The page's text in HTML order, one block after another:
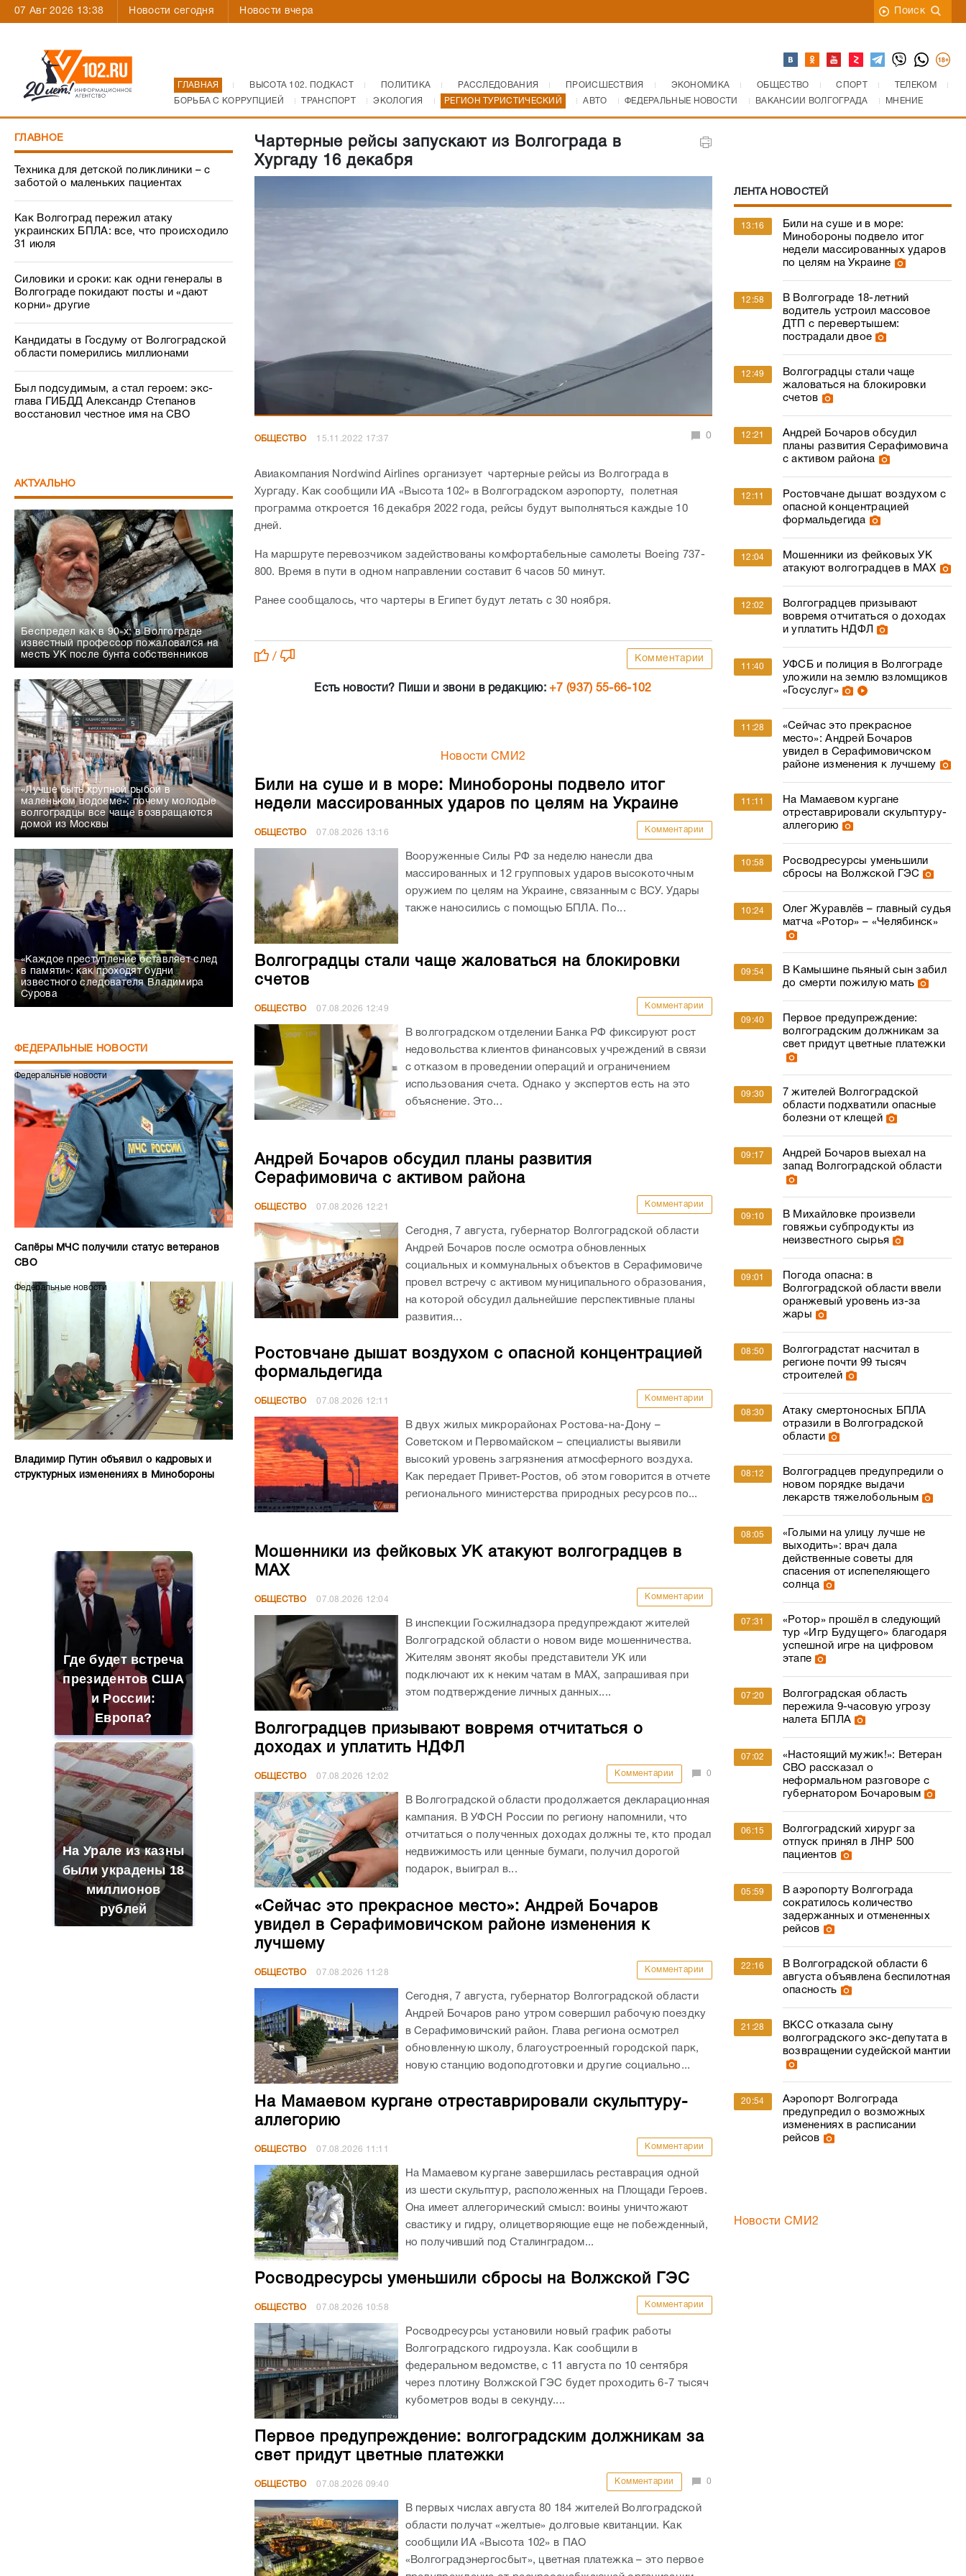
07 Авг 2026 13:38 Новости сегодня Новости вчера Поиск
ГЛАВНАЯ ВЫСОТА 102. ПОДКАСТ ПОЛИТИКА РАССЛЕДОВАНИЯ ПРОИСШЕСТВИЯ ЭКОНОМИКА ОБЩЕСТВО СПОРТ
ТЕЛЕКОМ
БОРЬБА С КОРРУПЦИЕЙ
ТРАНСПОРТ ЭКОЛОГИЯ РЕГИОН ТУРИСТИЧЕСКИЙ АВТО ФЕДЕРАЛЬНЫЕ НОВОСТИ ВАКАНСИИ ВОЛГОГРАДА МНЕНИЕ
ГЛАВНОЕ
Техника для детской поликлиники – с
заботой о маленьких пациентах
Как Волгоград пережил атаку
украинских БПЛА: все, что происходило
31 июля
Силовики и сроки: как одни генералы в
Волгограде покидают посты и «дают
корни» другие
Кандидаты в Госдуму от Волгоградской
области померились миллионами
Был подсудимым, а стал героем: экс-
глава ГИБДД Александр Степанов
восстановил честное имя на СВО
АКТУАЛЬНО
Беспредел как в 90-х: в Волгограде
известный профессор пожаловался на
месть УК после бунта собственников
«Лучше быть крупной рыбой в
маленьком водоеме»: почему молодые
волгоградцы все чаще возвращаются
домой из Москвы
«Каждое преступление оставляет след
в памяти»: как проходят будни
известного следователя Владимира
Сурова
ФЕДЕРАЛЬНЫЕ НОВОСТИ
Федеральные новости
Сапёры МЧС получили статус ветеранов
СВО
Федеральные новости
Владимир Путин объявил о кадровых и
структурных изменениях в Минобороны
Где будет встреча
президентов США
и России:
Европа?
На Урале из казны
были украдены 18
миллионов
рублей
Чартерные рейсы запускают из Волгограда в
Хургаду 16 декабря
ОБЩЕСТВО 15.11.2022 17:37 0
Авиакомпания Nordwind Airlines организует чартерные рейсы из Волгограда в
Хургаду. Как сообщили ИА «Высота 102» в Волгоградском аэропорту, полетная
программа откроется 16 декабря 2022 года, рейсы будут выполняться каждые 10
дней.
На маршруте перевозчиком задействованы комфортабельные самолеты Вoeing 737-
800. Время в пути в одном направлении составит 6 часов 50 минут.
Ранее сообщалось, что чартеры в Египет будут летать с 30 ноября.
/ Комментарии
Есть новости? Пиши и звони в редакцию:+7 (937) 55-66-102
Новости СМИ2
Били на суше и в море: Минобороны подвело итог
недели массированных ударов по целям на Украине
ОБЩЕСТВО 07.08.2026 13:16 Комментарии
Вооруженные Силы РФ за неделю нанесли два
массированных и 12 групповых ударов высокоточным
оружием по целям на Украине, связанным с ВСУ. Удары
также наносились с помощью БПЛА. По...
Волгоградцы стали чаще жаловаться на блокировки
счетов
ОБЩЕСТВО 07.08.2026 12:49 Комментарии
В волгоградском отделении Банка РФ фиксируют рост
недовольства клиентов финансовых учреждений в связи
с отказом в проведении операций и ограничением
использования счета. Однако у экспертов есть на это
объяснение. Это...
Андрей Бочаров обсудил планы развития
Серафимовича с активом района
ОБЩЕСТВО 07.08.2026 12:21 Комментарии
Сегодня, 7 августа, губернатор Волгоградской области
Андрей Бочаров после осмотра обновленных
социальных и коммунальных объектов в Серафимовиче
провел встречу с активом муниципального образования,
на которой обсудил дальнейшие перспективные планы
развития...
Ростовчане дышат воздухом с опасной концентрацией
формальдегида
ОБЩЕСТВО 07.08.2026 12:11 Комментарии
В двух жилых микрорайонах Ростова-на-Дону –
Советском и Первомайском – специалисты выявили
высокий уровень загрязнения атмосферного воздуха.
Как передает Привет-Ростов, об этом говорится в отчете
регионального министерства природных ресурсов по...
Мошенники из фейковых УК атакуют волгоградцев в
МАХ
ОБЩЕСТВО 07.08.2026 12:04 Комментарии
В инспекции Госжилнадзора предупреждают жителей
Волгоградской области о новом виде мошенничества.
Жителям звонят якобы представители УК или
подключают их к неким чатам в МАХ, запрашивая при
этом подтверждение личных данных....
Волгоградцев призывают вовремя отчитаться о
доходах и уплатить НДФЛ
ОБЩЕСТВО 07.08.2026 12:02 Комментарии 0
В Волгоградской области продолжается декларационная
кампания. В УФСН России по региону напомнили, что
отчитаться о полученных доходах должны те, кто продал
недвижимость или ценные бумаги, получил дорогой
подарок, выиграл в...
«Сейчас это прекрасное место»: Андрей Бочаров
увидел в Серафимовичском районе изменения к
лучшему
ОБЩЕСТВО 07.08.2026 11:28 Комментарии
Сегодня, 7 августа, губернатор Волгоградской области
Андрей Бочаров рано утром совершил рабочую поездку
в Серафимовичский район. Глава региона осмотрел
обновленную школу, благоустроенный городской парк,
новую станцию водоподготовки и другие социально...
На Мамаевом кургане отреставрировали скульптуру-
аллегорию
ОБЩЕСТВО 07.08.2026 11:11 Комментарии
На Мамаевом кургане завершилась реставрация одной
из шести скульптур, расположенных на Площади Героев.
Она имеет аллегорический смысл: воины уничтожают
свастику и гидру, олицетворяющие еще не побежденный,
но получивший под Сталинградом...
Росводресурсы уменьшили сбросы на Волжской ГЭС
ОБЩЕСТВО 07.08.2026 10:58 Комментарии
Росводресурсы установили новый график работы
Волгоградского гидроузла. Как сообщили в
федеральном ведомстве, с 11 августа по 10 сентября
через плотину Волжской ГЭС будет проходить 6-7 тысяч
кубометров воды в секунду....
Первое предупреждение: волгоградским должникам за
свет придут цветные платежки
ОБЩЕСТВО 07.08.2026 09:40 Комментарии 0
В первых числах августа 80 184 жителей Волгоградской
области получат «желтые» долговые квитанции. Как
сообщили ИА «Высота 102» в ПАО
«Волгоградэнергосбыт», цветная платежка – это первое
ЛЕНТА НОВОСТЕЙ
13:16
Били на суше и в море:
Минобороны подвело итог
недели массированных ударов
по целям на Украине
12:58
В Волгограде 18-летний
водитель устроил массовое
ДТП с перевертышем:
пострадали двое
12:49
Волгоградцы стали чаще
жаловаться на блокировки
счетов
12:21
Андрей Бочаров обсудил
планы развития Серафимовича
с активом района
12:11
Ростовчане дышат воздухом с
опасной концентрацией
формальдегида
12:04
Мошенники из фейковых УК
атакуют волгоградцев в МАХ
12:02
Волгоградцев призывают
вовремя отчитаться о доходах
и уплатить НДФЛ
11:40
УФСБ и полиция в Волгограде
уложили на землю взломщиков
«Госуслуг»
11:28
«Сейчас это прекрасное
место»: Андрей Бочаров
увидел в Серафимовичском
районе изменения к лучшему
11:11
На Мамаевом кургане
отреставрировали скульптуру-
аллегорию
10:58
Росводресурсы уменьшили
сбросы на Волжской ГЭС
10:24
Олег Журавлёв – главный судья
матча «Ротор» – «Челябинск»
09:54
В Камышине пьяный сын забил
до смерти пожилую мать
09:40
Первое предупреждение:
волгоградским должникам за
свет придут цветные платежки
09:30
7 жителей Волгоградской
области подхватили опасные
болезни от клещей
09:17
Андрей Бочаров выехал на
запад Волгоградской области
09:10
В Михайловке произвели
говяжьи субпродукты из
неизвестного сырья
09:01
Погода опасна: в
Волгоградской области ввели
оранжевый уровень из-за
жары
08:50
Волгоградстат насчитал в
регионе почти 99 тысяч
строителей
08:30
Атаку смертоносных БПЛА
отразили в Волгоградской
области
08:12
Волгоградцев предупредили о
новом порядке выдачи
лекарств тяжелобольным
08:05
«Голыми на улицу лучше не
выходить»: врач дала
действенные советы для
спасения от испепеляющего
солнца
07:31
«Ротор» прошёл в следующий
тур «Игр Будущего» благодаря
успешной игре на цифровом
этапе
07:20
Волгоградская область
пережила 9-часовую угрозу
налета БПЛА
07:02
«Настоящий мужик!»: Ветеран
СВО рассказал о
неформальном разговоре с
губернатором Бочаровым
06:15
Волгоградский хирург за
отпуск принял в ЛНР 500
пациентов
05:59
В аэропорту Волгограда
сократилось количество
задержанных и отмененных
рейсов
22:16
В Волгоградской области 6
августа объявлена беспилотная
опасность
21:28
ВКСС отказала сыну
волгоградского экс-депутата в
возвращении судейской мантии
20:54
Аэропорт Волгограда
предупредил о возможных
изменениях в расписании
рейсов
Новости СМИ2